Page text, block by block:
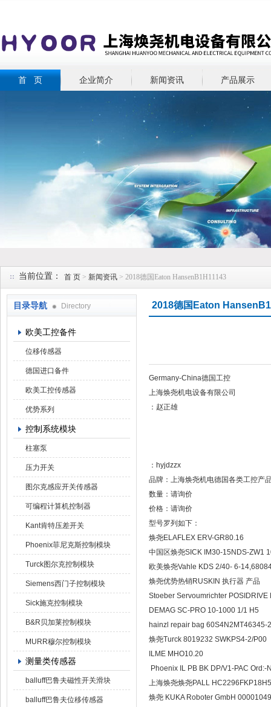
首 页 企业简介 新闻资讯 产品展示
当前位置： 首 页 > 新闻资讯 > 2018德国Eaton HansenB1H11143
目录导航 Directory
欧美工控备件
位移传感器
德国进口备件
欧美工控传感器
优势系列
控制系统模块
柱塞泵
压力开关
图尔克感应开关传感器
可编程计算机控制器
Kant肯特压差开关
Phoenix菲尼克斯控制模块
Turck图尔克控制模块
Siemens西门子控制模块
Sick施克控制模块
B&R贝加莱控制模块
MURR穆尔控制模块
测量类传感器
balluff巴鲁夫磁性开关滑块
balluff巴鲁夫位移传感器
2018德国Eaton
Germany-China德国工控
上海焕尧机电设备有限公司
：赵正雄
：hyjdzzx
品牌：上海焕尧机电德国各类工控产
数量：请询价
价格：请询价
型号罗列如下：
焕尧ELAFLEX ERV-
中国区焕尧SICK IM30-
欧美焕尧Vahle KDS 2/40-
焕尧优势热销RUSKIN 执
Stoeber Servoumrichter
DEMAG SC-PRO 10-
hainzl repair bag
焕尧Turck 8019232
ILME MHO10.20
Phoenix IL PB BK DP/V1-
上海焕尧焕尧PALL
焕尧 KUKA Roboter GmbH